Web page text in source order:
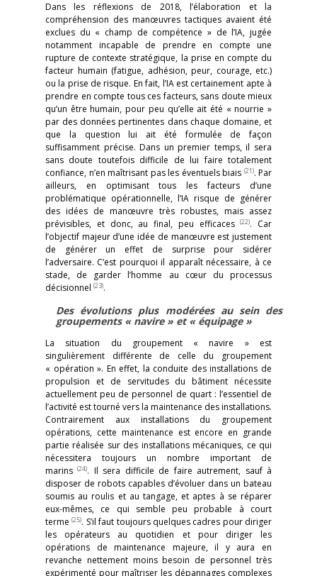
Dans les réflexions de 2018, l’élaboration et la
compréhension des manœuvres tactiques avaient été
exclues du « champ de compétence » de l’IA, jugée
notamment incapable de prendre en compte une
rupture de contexte stratégique, la prise en compte du
facteur humain (fatigue, adhésion, peur, courage, etc.)
ou la prise de risque. En fait, l’IA est certainement apte à
prendre en compte tous ces facteurs, sans doute mieux
qu’un être humain, pour peu qu’elle ait été « nourrie »
par des données pertinentes dans chaque domaine, et
que la question lui ait été formulée de façon
suffisamment précise. Dans un premier temps, il sera
sans doute toutefois difficile de lui faire totalement
confiance, n’en maîtrisant pas les éventuels biais (21). Par
ailleurs, en optimisant tous les facteurs d’une
problématique opérationnelle, l’IA risque de générer
des idées de manœuvre très robustes, mais assez
prévisibles, et donc, au final, peu efficaces(22). Car
l’objectif majeur d’une idée de manœuvre est justement
de générer un effet de surprise pour sidérer
l’adversaire. C’est pourquoi il apparaît nécessaire, à ce
stade, de garder l’homme au cœur du processus
décisionnel (23).
Des évolutions plus modérées au sein des
groupements « navire » et « équipage »
La situation du groupement « navire » est
singulièrement différente de celle du groupement
« opération ». En effet, la conduite des installations de
propulsion et de servitudes du bâtiment nécessite
actuellement peu de personnel de quart : l’essentiel de
l’activité est tourné vers la maintenance des installations.
Contrairement aux installations du groupement
opérations, cette maintenance est encore en grande
partie réalisée sur des installations mécaniques, ce qui
nécessitera toujours un nombre important de
marins(24). Il sera difficile de faire autrement, sauf à
disposer de robots capables d’évoluer dans un bateau
soumis au roulis et au tangage, et aptes à se réparer
eux-mêmes, ce qui semble peu probable à court
terme(25). S’il faut toujours quelques cadres pour diriger
les opérateurs au quotidien et pour diriger les
opérations de maintenance majeure, il y aura en
revanche nettement moins besoin de personnel très
expérimenté pour maîtriser les dépannages complexes